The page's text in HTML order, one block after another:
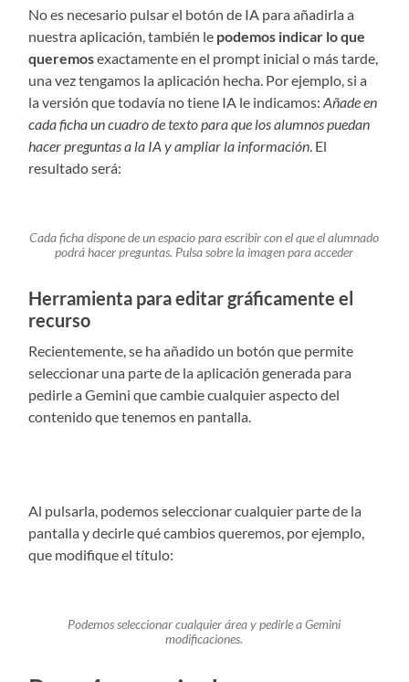
No es necesario pulsar el botón de IA para añadirla a
nuestra aplicación, también le podemos indicar lo que
queremosexactamente en el prompt inicial o más tarde,
una vez tengamos la aplicación hecha. Por ejemplo, si a
la versión que todavía no tiene IA le indicamos:Añade en
cada ficha un cuadro de texto para que los alumnos puedan
hacer preguntas a la IA y ampliar la información. El
resultado será:
Cada ficha dispone de un espacio para escribir con el que el alumnado
podrá hacer preguntas. Pulsa sobre la imagen para acceder
Herramienta para editar gráficamente el
recurso
Recientemente, se ha añadido un botón que permite
seleccionar una parte de la aplicación generada para
pedirle a Gemini que cambie cualquier aspecto del
contenido que tenemos en pantalla.
Al pulsarla, podemos seleccionar cualquier parte de la
pantalla y decirle qué cambios queremos, por ejemplo,
que modifique el título:
Podemos seleccionar cualquier área y pedirle a Gemini
modificaciones.